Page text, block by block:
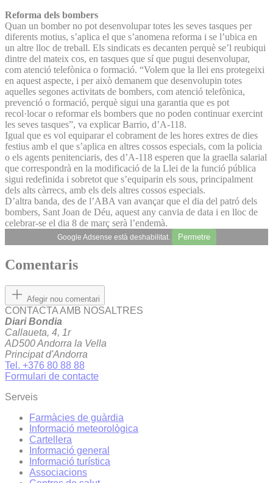
Reforma dels bombers
Quan un bomber no pot desenvolupar totes les seves tasques per
diferents motius, s’aplica el que s’anomena reforma i se l’ubica en
un altre lloc de treball. Els sindicats es decanten perquè se’l reubiqui
dintre del mateix cos, en tasques que sí que pugui desenvolupar,
com atenció telefònica o formació. “Volem que la llei ens protegeixi
en aquest aspecte, i per això demanem que desenvolupin totes
aquelles segones activitats de bombers, com atenció telefònica,
prevenció o formació, perquè sigui una garantia que es pot
recol·locar o reformar els bombers que no poden continuar exercint
les seves tasques”, va explicar Barrio, d’A-118.
Igual que es vol equiparar el cobrament de les hores extres de dies
festius amb el que s’aplica en altres cossos especials, com la policia
o els agents penitenciaris, des d’A-118 esperen que la graella salarial
que correspondrà en la modificació de la Llei de la funció pública
sigui redefinida i sobretot que s’equiparin els sous, principalment
dels alts càrrecs, amb els dels altres cossos especials.
D’altra banda, des de l’ABA van avançar que el dia del patró dels
bombers, Sant Joan de Déu, aquest any canvia de data i en lloc de
celebrar-se el dia 8 de març serà l’endemà.
Google Adsense està deshabilitat. Permetre
Comentaris
Afegir nou comentari
CONTACTA AMB NOSALTRES
Diari Bondia
Callaueta, 4, 1r
AD500 Andorra la Vella
Principat d'Andorra
Tel. +376 80 88 88
Formulari de contacte
Serveis
Farmàcies de guàrdia
Informació meteorològica
Cartellera
Informació general
Informació turística
Associacions